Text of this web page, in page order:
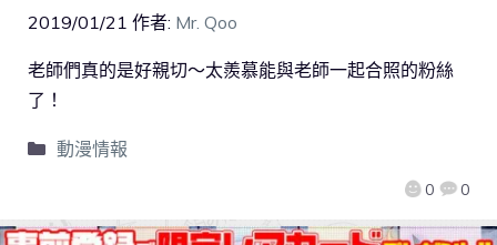
2019/01/21 作者: Mr. Qoo
0 0
老師們真的是好親切～太羨慕能與老師一起合照的粉絲
了！
動漫情報